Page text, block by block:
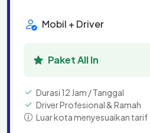
Mobil + Driver
Paket All In
Durasi 12 Jam / Tanggal
Driver Profesional & Ramah
Luar kota menyesuaikan tarif